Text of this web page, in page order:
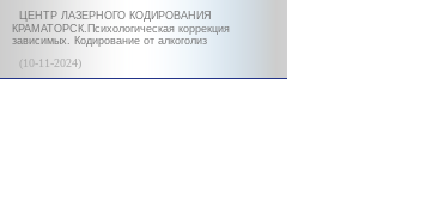
ЦЕНТР ЛАЗЕРНОГО КОДИРОВАНИЯ
КРАМАТОРСК.Психологическая коррекция
зависимых. Кодирование от алкоголиз
(10-11-2024)